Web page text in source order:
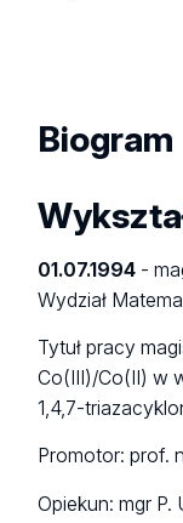
Biogram
01.07.1994 -
Wydział
Tytuł pracy
Co(III)/Co(II) w
1,4,7-
Promotor: prof.
Opiekun: mgr P.